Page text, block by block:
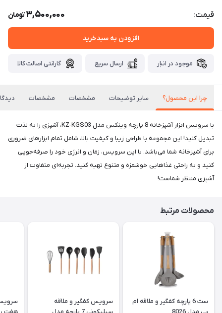
قیمت: 3,500,000تومان
افزودن به سبدخرید
موجود در انبار ارسال سریع گارانتی اصالت کالا
چرا این محصول؟ سایر توضیحات مشخصات مشخصات
با سرویس ابزار آشپزخانه 8 پارچه وینکس مدل KZ-KGS03، آشپزی را به لذت
تبدیل کنید! این مجموعه با طراحی زیبا و کیفیت بالا، شامل تمام ابزارهای ضروری
برای آشپزخانه شما می‌باشد. با این سرویس، زمان و انرژی خود را صرفه‌جویی
کنید و به راحتی غذاهایی خوشمزه و متنوع تهیه کنید. تجربه‌ای متفاوت از
آشپزی منتظر شماست!
محصولات مرتبط
ست 6 پارچه کفگیر و ملاقه ام
سرویس کفگیر و ملاقه